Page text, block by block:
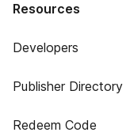
Resources
Developers
Publisher Directory
Redeem Code